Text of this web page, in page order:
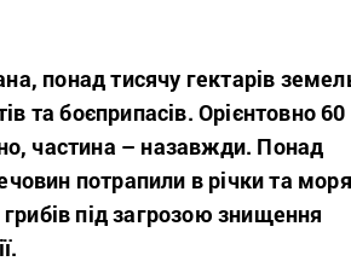
понад тисячу гектарів
та боєприпасів. Орієнтовно 60
частина – назавжди. Понад
потрапили в річки та
під загрозою знищення